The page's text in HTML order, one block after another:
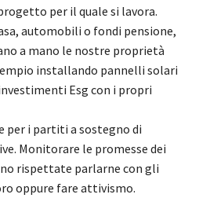
per il quale si lavora.
automobili o fondi pensione,
a mano le nostre proprietà
installando pannelli solari
Esg con i propri
per i partiti a sostegno di
Monitorare le promesse dei
rispettate parlarne con gli
oppure fare attivismo.